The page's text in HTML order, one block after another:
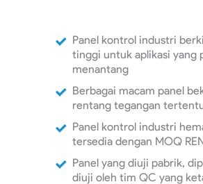
Panel kontrol industri
tinggi untuk aplikasi yang
menantang
Berbagai macam panel
rentang tegangan
Panel kontrol industri
tersedia dengan MOQ
Panel yang diuji pabrik,
diuji oleh tim QC yang